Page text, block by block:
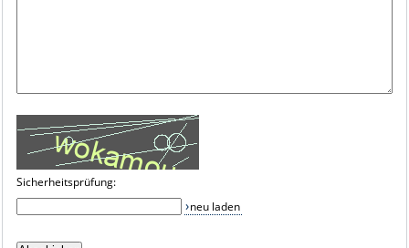
Sicherheitsprüfung:
neu laden